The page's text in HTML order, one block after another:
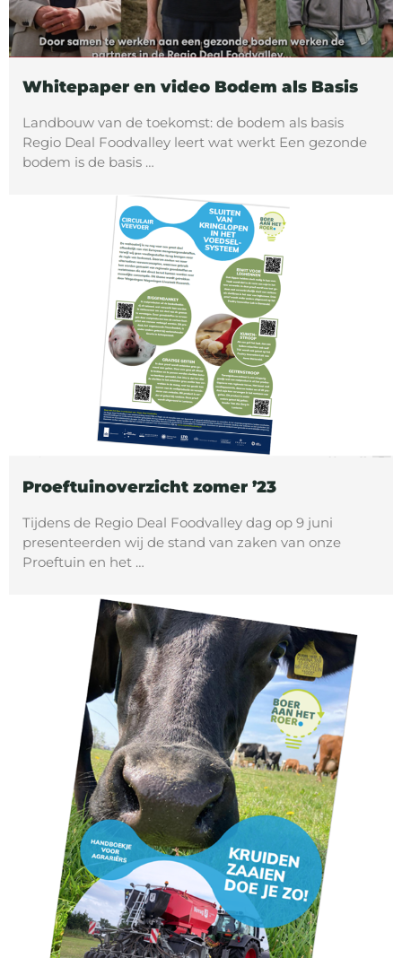
Whitepaper en video Bodem als Basis
Landbouw van de toekomst: de bodem als basis
Regio Deal Foodvalley leert wat werkt Een gezonde
bodem is de basis …
Proeftuinoverzicht zomer ’23
Tijdens de Regio Deal Foodvalley dag op 9 juni
presenteerden wij de stand van zaken van onze
Proeftuin en het …